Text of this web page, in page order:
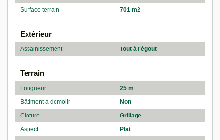
Surface terrain
701 m2
Extérieur
Assainissement Tout à l'égout
Terrain
Longueur
25 m
Bâtiment à démolir
Non
Cloture
Grillage
Aspect
Plat